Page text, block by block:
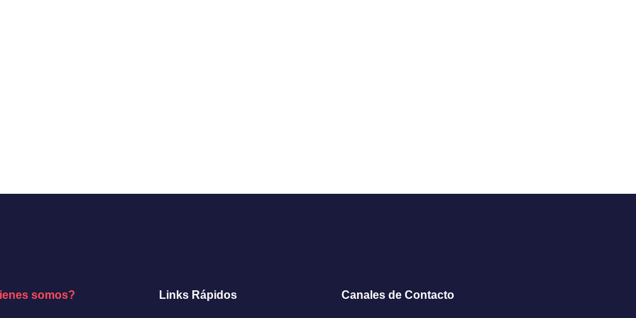
somos? Links Rápidos Canales de Contacto